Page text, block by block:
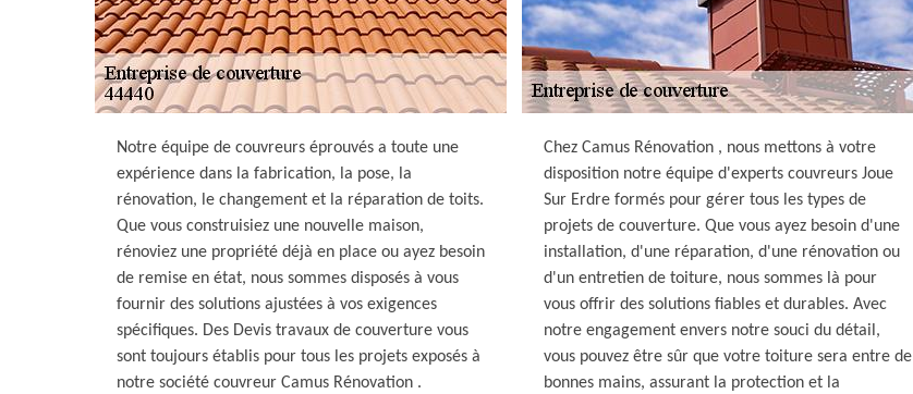
Notre équipe de couvreurs éprouvés a toute une
expérience dans la fabrication, la pose, la
rénovation, le changement et la réparation de toits.
Que vous construisiez une nouvelle maison,
rénoviez une propriété déjà en place ou ayez besoin
de remise en état, nous sommes disposés à vous
fournir des solutions ajustées à vos exigences
spécifiques. Des Devis travaux de couverture vous
sont toujours établis pour tous les projets exposés à
notre société couvreur Camus Rénovation .
Chez Camus Rénovation , nous mettons à votre
disposition notre équipe d'experts couvreurs Joue
Sur Erdre formés pour gérer tous les types de
projets de couverture. Que vous ayez besoin d'une
installation, d'une réparation, d'une rénovation ou
d'un entretien de toiture, nous sommes là pour
vous offrir des solutions fiables et durables. Avec
notre engagement envers notre souci du détail,
vous pouvez être sûr que votre toiture sera entre de
bonnes mains, assurant la protection et la